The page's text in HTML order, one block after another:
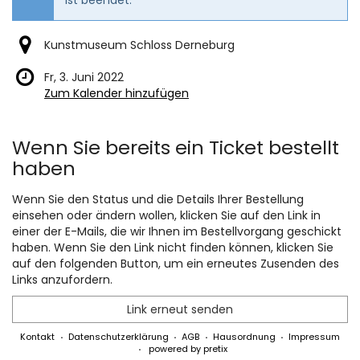
Kunstmuseum Schloss Derneburg
Fr, 3. Juni 2022
Zum Kalender hinzufügen
Wenn Sie bereits ein Ticket bestellt
haben
Wenn Sie den Status und die Details Ihrer Bestellung
einsehen oder ändern wollen, klicken Sie auf den Link in
einer der E-Mails, die wir Ihnen im Bestellvorgang geschickt
haben. Wenn Sie den Link nicht finden können, klicken Sie
auf den folgenden Button, um ein erneutes Zusenden des
Links anzufordern.
Link erneut senden
Kontakt Datenschutzerklärung AGB Hausordnung
Impressum
powered by pretix